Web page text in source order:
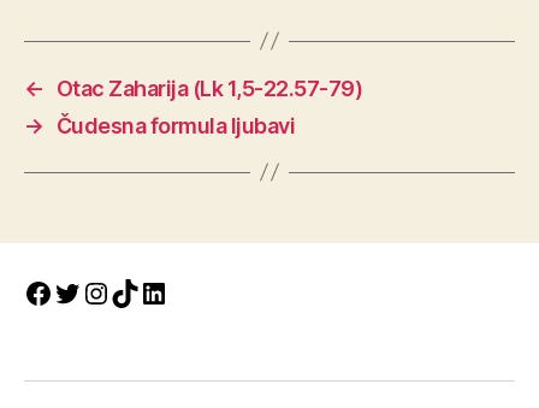
←
Otac Zaharija (Lk 1,5-22.57-79)
→
Čudesna formula ljubavi
Facebook
Twitter
Instagram
TikTokLinkedIn